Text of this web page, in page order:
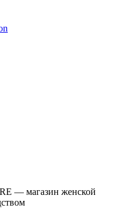
— магазин женской